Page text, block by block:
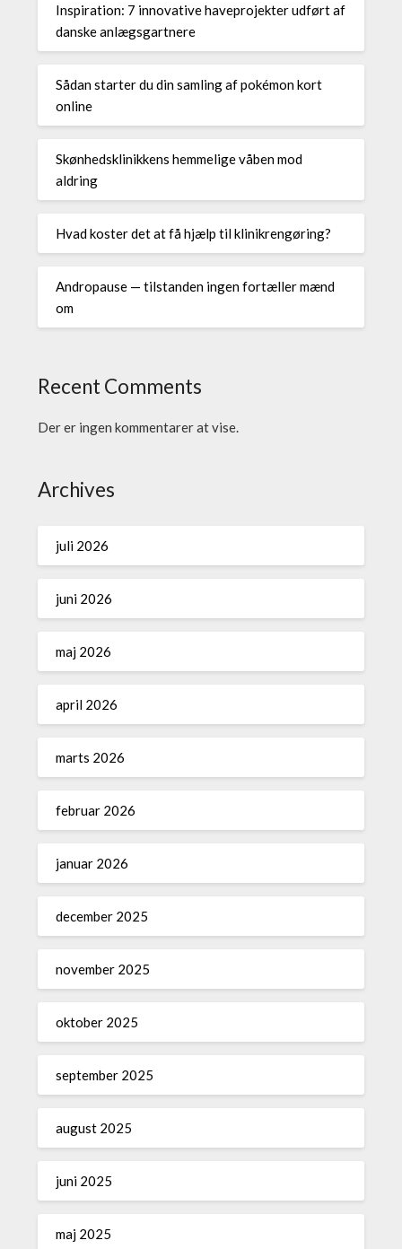
Inspiration: 7 innovative haveprojekter udført af
danske anlægsgartnere
Sådan starter du din samling af pokémon kort
online
Skønhedsklinikkens hemmelige våben mod
aldring
Hvad koster det at få hjælp til klinikrengøring?
Andropause — tilstanden ingen fortæller mænd
om
Recent Comments
Der er ingen kommentarer at vise.
Archives
juli 2026
juni 2026
maj 2026
april 2026
marts 2026
februar 2026
januar 2026
december 2025
november 2025
oktober 2025
september 2025
august 2025
juni 2025
maj 2025